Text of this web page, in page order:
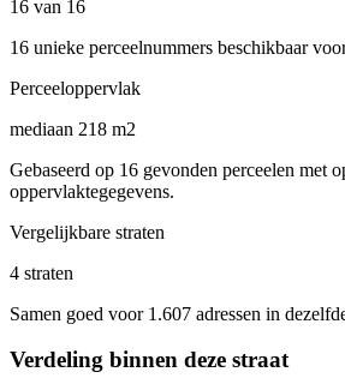
16 van 16
16 unieke perceelnummers beschikbaar
Perceeloppervlak
mediaan 218 m2
Gebaseerd op 16 gevonden perceelen met
oppervlaktegegevens.
Vergelijkbare straten
4 straten
Samen goed voor 1.607 adressen in
Verdeling binnen deze straat